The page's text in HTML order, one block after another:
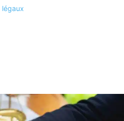
légaux